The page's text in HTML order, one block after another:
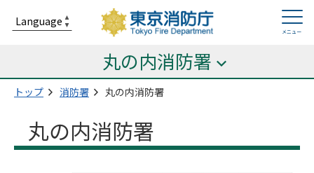
丸の内消防署
トップ 消防署 丸の内消防署
丸の内消防署